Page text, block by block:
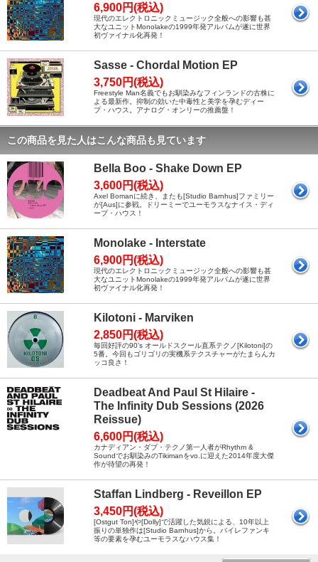
6,900円(税込)
現代のエレクトロニックミュージック全般への影響も甚
大なユニットMonolakeの1999年発アルバムが遂に世界
初ヴァイナル化再発！
Sasse - Chordal Motion EP
3,750円(税込)
Freestyle Man名義でもお馴染みなフィンランドの古株に
よる最新作。抑制の効いた中毒性と美学を孕むディー
プ・ハウス。アナログ・オンリーの推薦盤！
この商品を見た人はこんな商品も見ています
Bella Boo - Shake Down EP
3,600円(税込)
Axel Bomanに続き、またも[Studio Barnhus]ファミリー
が[Aus]に参戦。ドリーミーでユーモラスなナイス・ディ
ープ・ハウス！
Monolake - Interstate
6,900円(税込)
現代のエレクトロニックミュージック全般への影響も甚
大なユニットMonolakeの1999年発アルバムが遂に世界
初ヴァイナル化再発！
Kilotoni - Marviken
2,850円(税込)
毎回好評の90’s オールドスクール直系テクノ[Kilotoni]の
5番。今回もゴリゴリの実機系テクスチャーがたまらんカ
ッコ良さ！
Deadbeat And Paul St Hilaire -
The Infinity Dub Sessions (2026
Reissue)
6,600円(税込)
カナディアン・ダブ・テクノ第一人者がRhythm &
Soundでお馴染みのTikimanをvo.に迎えた2014年度大傑
作が待望の再発！
Staffan Lindberg - Reveillon EP
3,450円(税込)
[Ostgut Ton]や[Dolly]で活躍した気鋭による、10年以上
振りの単独作は[Studio Barnhus]から。バイレファンキ
等の要素を孕むユーモラスなハウス集！